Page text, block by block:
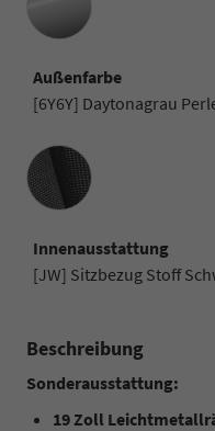
Außenfarbe
[6Y6Y] Daytonagrau
Innenausstattung
Innenausstattung
[JW] Sitzbezug Stoff
Beschreibung
Sonderausstattung:
19 Zoll